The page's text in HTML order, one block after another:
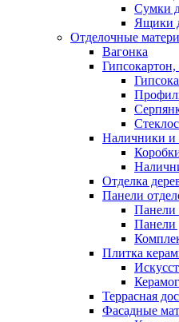
Сумки
Ящики
Отделочные
Вагонка
Наличники и
Отделка
Панели
Панели
Плитка
Террасная
Фасадные